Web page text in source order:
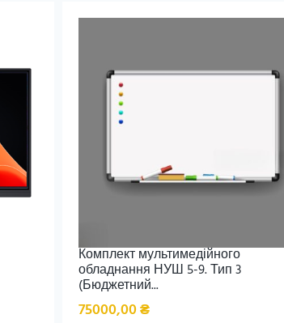
Комплект мультимедійного
обладнання НУШ 5-9. Тип 3
(Бюджетний...
75000,00₴